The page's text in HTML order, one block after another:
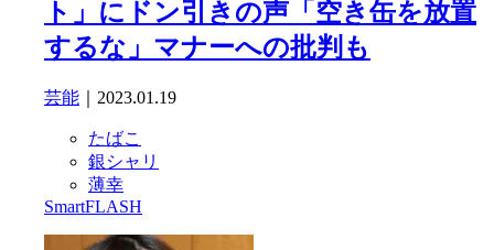
ト」にドン引きの声「空き缶を放置
するな」マナーへの批判も
芸能 ｜2023.01.19
たばこ
銀シャリ
薄幸
SmartFLASH